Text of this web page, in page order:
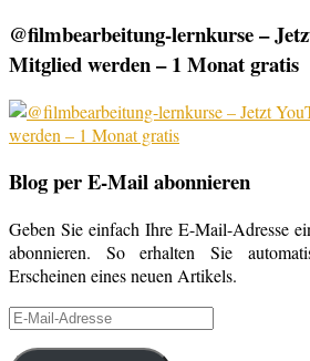
@filmbearbeitung-lernkurse –
Mitglied werden – 1 Monat gratis
Blog per E-Mail abonnieren
Geben Sie einfach Ihre E-Mail-Adresse
abonnieren. So erhalten Sie
Erscheinen eines neuen Artikels.
E-